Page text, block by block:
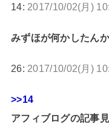
14: 2017/10/02(月)
みずほが何かしたん
26: 2017/10/02(月)
>>14
アフィブログの記事